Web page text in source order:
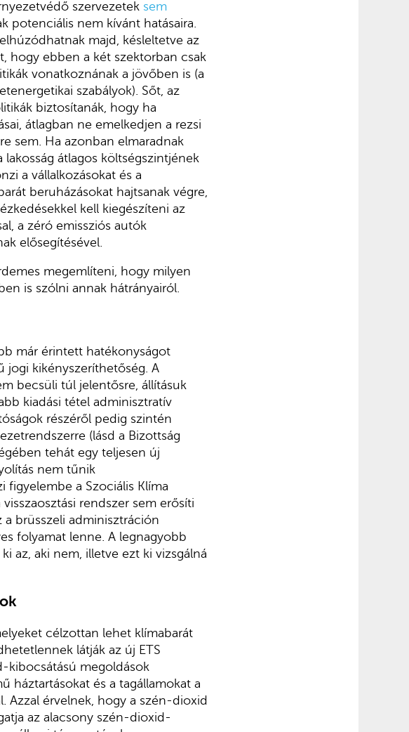
szervezetek sem
potenciális nem kívánt hatásaira.
majd, késleltetve az
hogy ebben a két szektorban csak
vonatkoznának a jövőben is (a
szabályok). Sőt, az
biztosítanák, hogy ha
átlagban ne emelkedjen a rezsi
sem. Ha azonban elmaradnak
átlagos költségszintjének
a vállalkozásokat és a
beruházásokat hajtsanak végre,
kell kiegészíteni az
a zéró emissziós autók
elősegítésével.
megemlíteni, hogy milyen
is szólni annak hátrányairól.
már érintett hatékonyságot
jogi kikényszeríthetőség. A
becsüli túl jelentősre, állításuk
kiadási tétel adminisztratív
részéről pedig szintén
(lásd a Bizottság
tehát egy teljesen új
nem tűnik
figyelembe a Szociális Klíma
rendszer sem erősíti
a brüsszeli adminisztráción
folyamat lenne. A legnagyobb
az, aki nem, illetve ezt ki vizsgálná
célzottan lehet klímabarát
látják az új ETS
kibocsátású megoldások
háztartásokat és a tagállamokat a
Azzal érvelnek, hogy a szén-dioxid
az alacsony szén-dioxid-